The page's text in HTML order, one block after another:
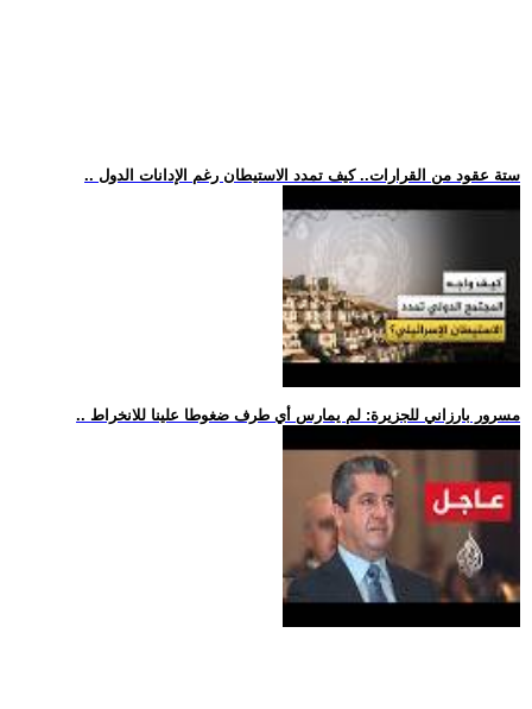
.. ستة عقود من القرارات.. كيف تمدد الاستيطان رغم الإدانات الدول
.. مسرور بارزاني للجزيرة: لم يمارس أي طرف ضغوطا علينا للانخراط